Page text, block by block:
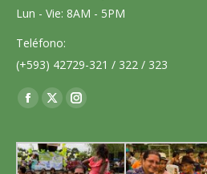
Lun - Vie: 8AM - 5PM
Teléfono:
(+593) 42729-321 / 322 / 323
Encuéntranos en:
Facebook
opens
in
X
opens
in
Instagram
opens
in